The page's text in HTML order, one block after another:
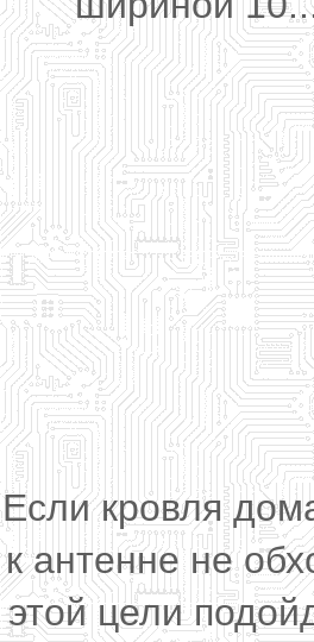
Если кровля
к антенне не
этой цели